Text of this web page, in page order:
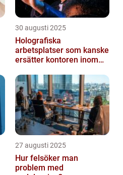
30 augusti 2025
Holografiska
arbetsplatser som kanske
ersätter kontoren inom
27 augusti 2025
Hur felsöker man
problem med